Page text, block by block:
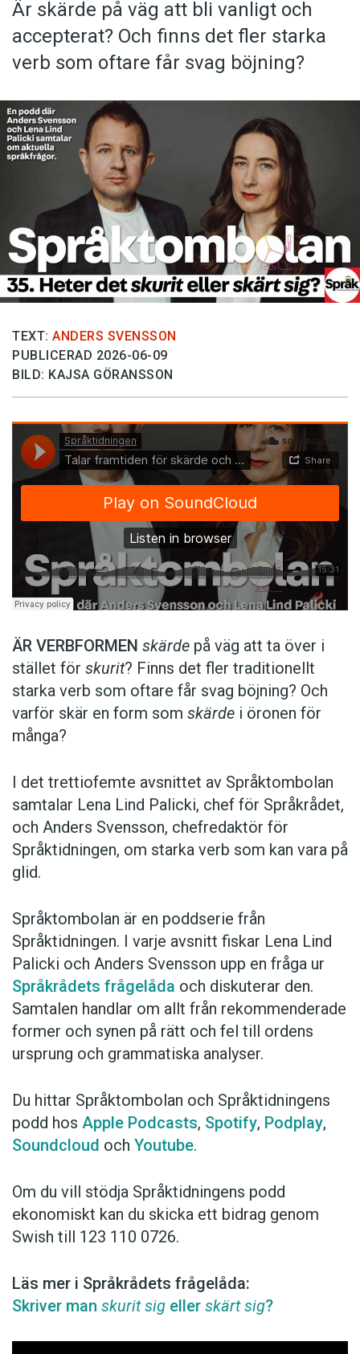
Är skärde på väg att bli vanligt och
accepterat? Och finns det fler starka
verb som oftare får svag böjning?
TEXT: ANDERS SVENSSON
PUBLICERAD 2026-06-09
BILD: KAJSA GÖRANSSON
ÄR VERBFORMEN skärde på väg att ta över i
stället för skurit? Finns det fler traditionellt
starka verb som oftare får svag böjning? Och
varför skär en form som skärde i öronen för
många?
I det trettiofemte avsnittet av Språktombolan
samtalar Lena Lind Palicki, chef för Språkrådet,
och Anders Svensson, chefredaktör för
Språktidningen, om starka verb som kan vara på
glid.
Språktombolan är en poddserie från
Språktidningen. I varje avsnitt fiskar Lena Lind
Palicki och Anders Svensson upp en fråga ur
Språkrådets frågelåda och diskuterar den.
Samtalen handlar om allt från rekommenderade
former och synen på rätt och fel till ordens
ursprung och grammatiska analyser.
Du hittar Språktombolan och Språktidningens
podd hos Apple Podcasts, Spotify, Podplay,
Soundcloud och Youtube.
Om du vill stödja Språktidningens podd
ekonomiskt kan du skicka ett bidrag genom
Swish till 123 110 0726.
Läs mer i Språkrådets frågelåda:
Skriver man skurit sig eller skärt sig?